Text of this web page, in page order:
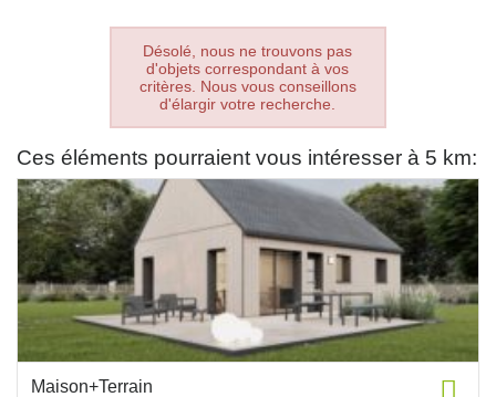
Désolé, nous ne trouvons pas
d'objets correspondant à vos
critères. Nous vous conseillons
d'élargir votre recherche.
Ces éléments pourraient vous intéresser à 5 km:
Maison+Terrain